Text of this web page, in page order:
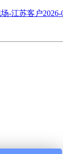
-江苏客户2026-